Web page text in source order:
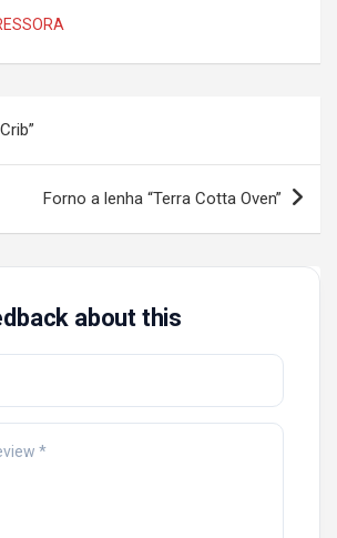
Forno a lenha “Terra Cotta Oven”
about this